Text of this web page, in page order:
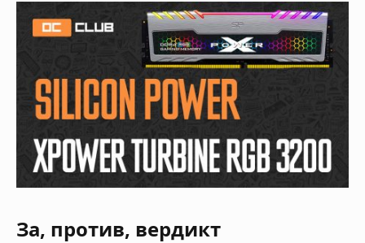
За, против, вердикт